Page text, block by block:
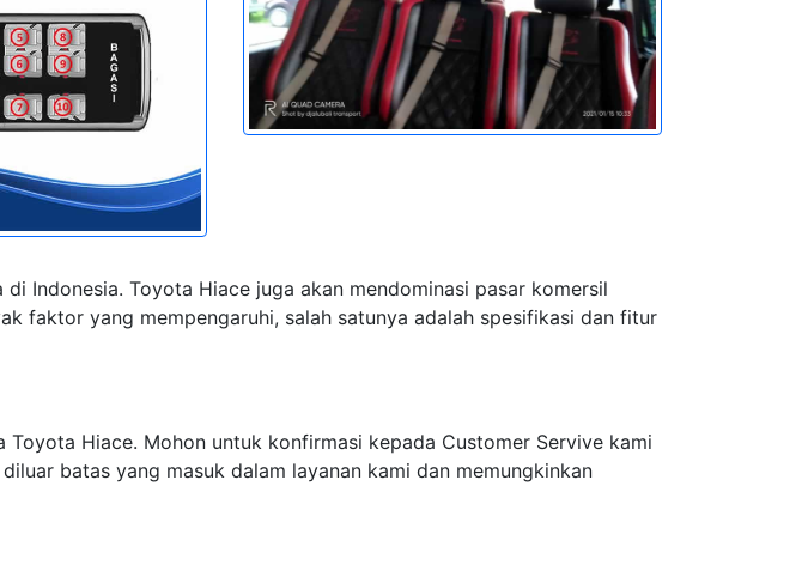
Indonesia. Toyota Hiace juga akan mendominasi pasar komersil
faktor yang mempengaruhi, salah satunya adalah spesifikasi dan fitur
Hiace. Mohon untuk konfirmasi kepada Customer Servive kami
batas yang masuk dalam layanan kami dan memungkinkan